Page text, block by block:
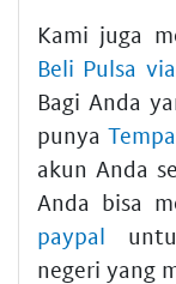
Kami juga
Beli Pulsa
Bagi Anda
punya
akun Anda
Anda bisa
paypal
negeri yang